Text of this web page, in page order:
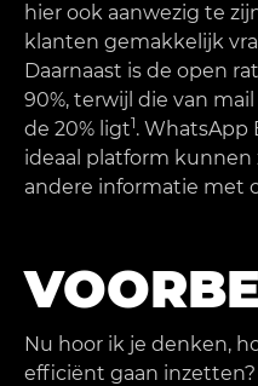
hier ook aanwezig te
klanten gemakkelijk
Daarnaast is de open
90%, terwijl die van
de 20% ligt1. WhatsApp
ideaal platform
andere informatie met
Nu hoor ik je denken,
efficiënt gaan